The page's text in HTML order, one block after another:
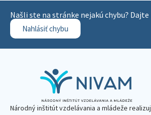
Našli ste na stránke nejakú chybu? Dajte
Nahlásiť chybu
Národný inštitút vzdelávania a mládeže